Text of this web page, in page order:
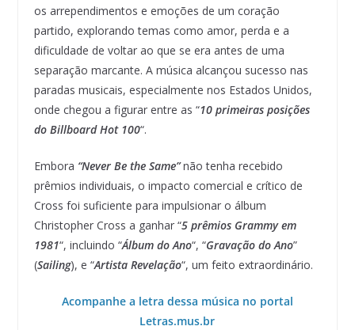
os arrependimentos e emoções de um coração
partido, explorando temas como amor, perda e a
dificuldade de voltar ao que se era antes de uma
separação marcante. A música alcançou sucesso nas
paradas musicais, especialmente nos Estados Unidos,
onde chegou a figurar entre as “10 primeiras posições
do Billboard Hot 100“.
Embora “Never Be the Same”não tenha recebido
prêmios individuais, o impacto comercial e crítico de
Cross foi suficiente para impulsionar o álbum
Christopher Cross a ganhar “5 prêmios Grammy em
1981“, incluindo “Álbum do Ano“, “Gravação do Ano”
(Sailing), e “Artista Revelação“, um feito extraordinário.
Acompanhe a letra dessa música no portal
Letras.mus.br